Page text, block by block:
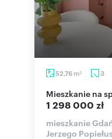
52,76 m2 3
mieszkanie na
1 298 000 zł
mieszkanie
Jerzego